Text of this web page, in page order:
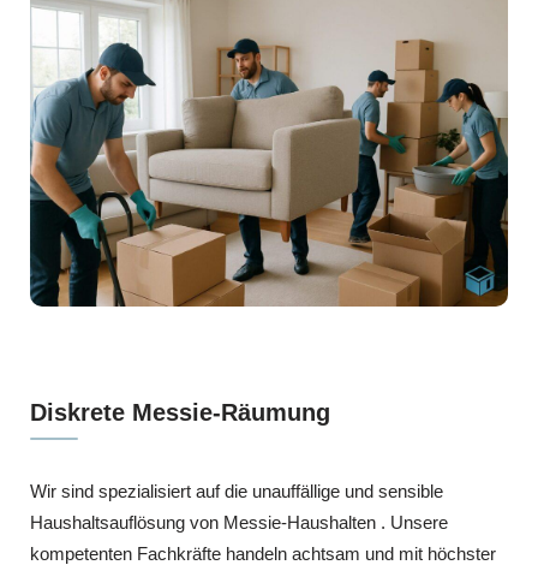
Diskrete Messie-Räumung
Wir sind spezialisiert auf die unauffällige und sensible
Haushaltsauflösung von Messie-Haushalten . Unsere
kompetenten Fachkräfte handeln achtsam und mit höchster